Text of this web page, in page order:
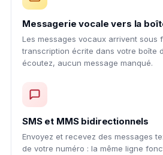
Messagerie vocale vers la
Les messages vocaux arrivent sous
transcription écrite dans votre boîte
écoutez, aucun message manqué.
SMS et MMS bidirectionnels
Envoyez et recevez des messages
de votre numéro : la même ligne